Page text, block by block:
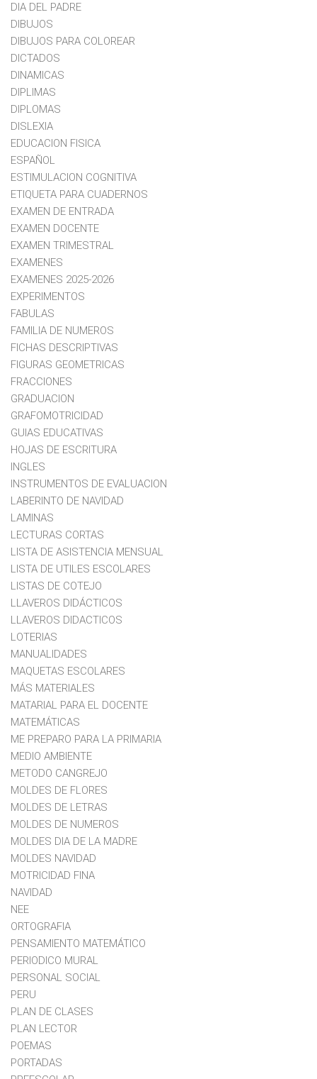
DIA DEL PADRE
DIBUJOS
DIBUJOS PARA COLOREAR
DICTADOS
DINAMICAS
DIPLIMAS
DIPLOMAS
DISLEXIA
EDUCACION FISICA
ESPAÑOL
ESTIMULACION COGNITIVA
ETIQUETA PARA CUADERNOS
EXAMEN DE ENTRADA
EXAMEN DOCENTE
EXAMEN TRIMESTRAL
EXAMENES
EXAMENES 2025-2026
EXPERIMENTOS
FABULAS
FAMILIA DE NUMEROS
FICHAS DESCRIPTIVAS
FIGURAS GEOMETRICAS
FRACCIONES
GRADUACION
GRAFOMOTRICIDAD
GUIAS EDUCATIVAS
HOJAS DE ESCRITURA
INGLES
INSTRUMENTOS DE EVALUACION
LABERINTO DE NAVIDAD
LAMINAS
LECTURAS CORTAS
LISTA DE ASISTENCIA MENSUAL
LISTA DE UTILES ESCOLARES
LISTAS DE COTEJO
LLAVEROS DIDÁCTICOS
LLAVEROS DIDACTICOS
LOTERIAS
MANUALIDADES
MAQUETAS ESCOLARES
MÁS MATERIALES
MATARIAL PARA EL DOCENTE
MATEMÁTICAS
ME PREPARO PARA LA PRIMARIA
MEDIO AMBIENTE
METODO CANGREJO
MOLDES DE FLORES
MOLDES DE LETRAS
MOLDES DE NUMEROS
MOLDES DIA DE LA MADRE
MOLDES NAVIDAD
MOTRICIDAD FINA
NAVIDAD
NEE
ORTOGRAFIA
PENSAMIENTO MATEMÁTICO
PERIODICO MURAL
PERSONAL SOCIAL
PERU
PLAN DE CLASES
PLAN LECTOR
POEMAS
PORTADAS